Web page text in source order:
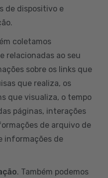
de dispositivo e
coletamos
relacionadas ao seu
sobre os links que
que realiza, os
que visualiza, o tempo
páginas, interações
de arquivo de
informações de
. Também podemos